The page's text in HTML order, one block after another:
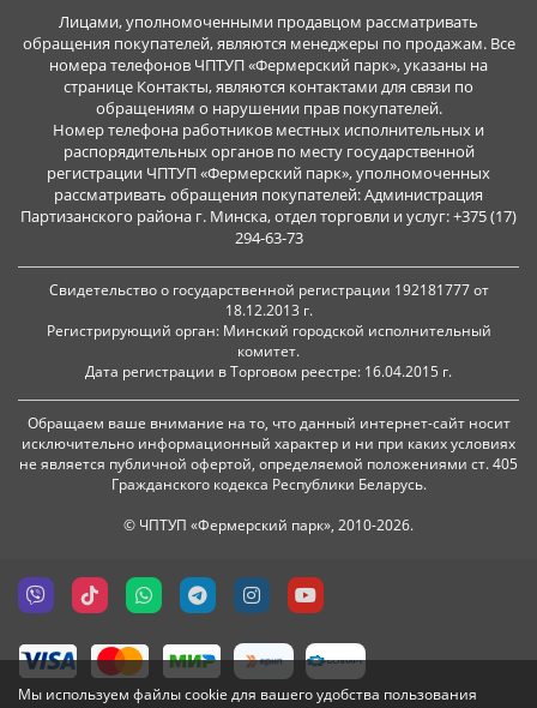
Мы используем файлы cookie для вашего удобства пользования
Лицами, уполномоченными продавцом рассматривать
обращения покупателей, являются менеджеры по продажам. Все
номера телефонов ЧПТУП «Фермерский парк», указаны на
странице Контакты, являются контактами для связи по
обращениям о нарушении прав покупателей.
Номер телефона работников местных исполнительных и
распорядительных органов по месту государственной
регистрации ЧПТУП «Фермерский парк», уполномоченных
рассматривать обращения покупателей: Администрация
Партизанского района г. Минска, отдел торговли и услуг: +375 (17)
294-63-73
Свидетельство о государственной регистрации 192181777 от
18.12.2013 г.
Регистрирующий орган: Минский городской исполнительный
комитет.
Дата регистрации в Торговом реестре: 16.04.2015 г.
Обращаем ваше внимание на то, что данный интернет-сайт носит
исключительно информационный характер и ни при каких условиях
не является публичной офертой, определяемой положениями ст. 405
Гражданского кодекса Республики Беларусь.
© ЧПТУП «Фермерский парк», 2010-2026.